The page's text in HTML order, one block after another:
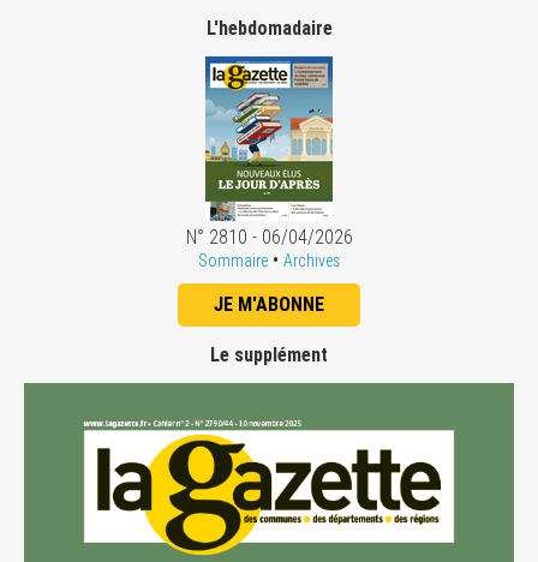
L'hebdomadaire
N° 2810 - 06/04/2026
Sommaire • Archives
JE M'ABONNE
Le supplément